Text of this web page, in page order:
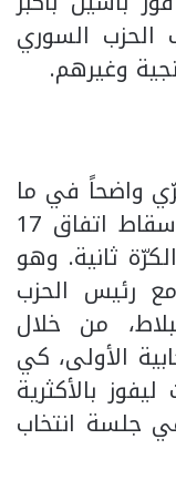
السوري
وغيرهم.
واضحاً في ما
رمى إليه، مستذكراً الانتصار وإسقاط اتفاق 17
ثانية. وهو
رئيس الحزب
من خلال
الأولى، كي
بالأكثرية
جلسة انتخاب